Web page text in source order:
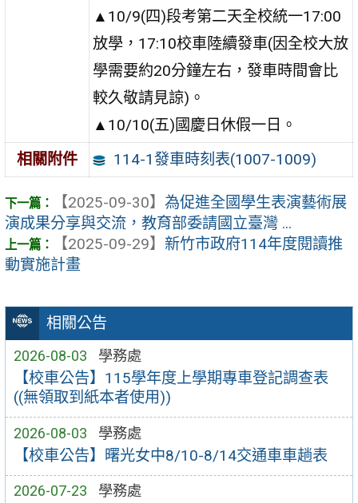
相關公告
2026-08-03 學務處
【校車公告】115學年度上學期專車登記調查表
((無領取到紙本者使用))
2026-08-03 學務處
【校車公告】曙光女中8/10-8/14交通車車趟表
2026-07-23 學務處
▲10/9(四)段考第二天全校統一17:00
放學，17:10校車陸續發車(因全校大放
學需要約20分鐘左右，發車時間會比
較久敬請見諒)。
▲10/10(五)國慶日休假一日。
相關附件
114-1發車時刻表(1007-1009)
【2025-09-30】 為促進全國學生表演藝術展
演成果分享與交流，教育部委請國立臺灣 ...
【2025-09-29】 新竹市政府114年度閱讀推
動實施計畫